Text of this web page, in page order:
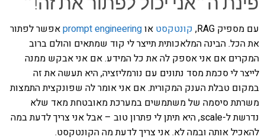
עם מספיק RAG, קונטקסט אוprompt engineeringאפשר לפתור
את הכל. הבינה המלאכותית תייצר לי קוד שמתאים והולם ברוב
המקרים אם אני אספק לה את כל המידע. אם אני אבקש ממנה
לייצר לי סכמת מסד נתונים עם נורמליזציה, היא תעשה את זה
במקום טבלת הענק המקורית. אם אני אומר לה שפונקצית התמצות
משרתת סיסמה של משתמשים במערכת מאובטחת מאד שלא
נדרשת ל-scale, היא תיתן לי פתרון טוב – אבל אני צריך לדעת במה
להאכיל אותה ובמה לא. אני צריך לדעת מה הקונטקסט.